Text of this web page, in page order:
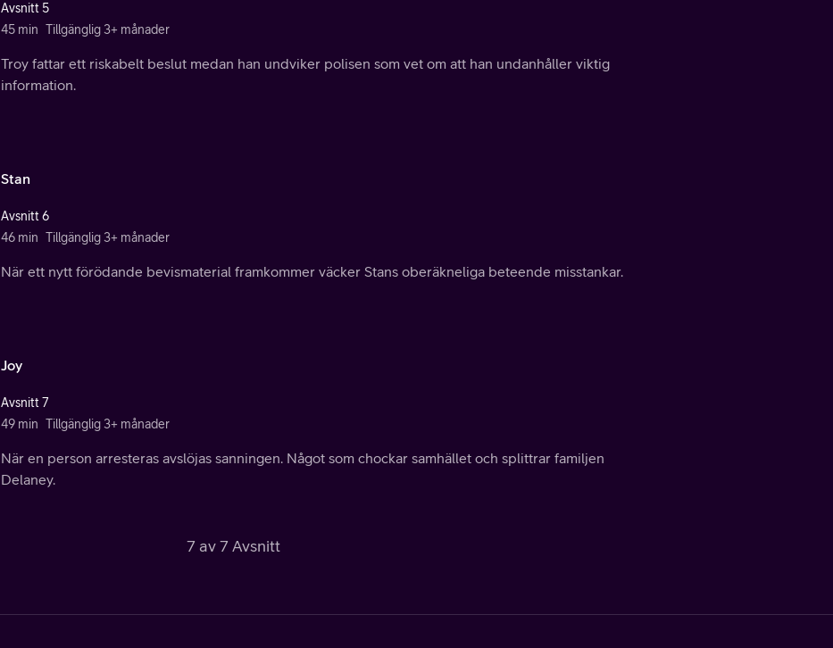
Avsnitt 5
45 min Tillgänglig 3+ månader
Troy fattar ett riskabelt beslut medan han undviker polisen som vet om att han undanhåller viktig
information.
Stan
Avsnitt 6
46 min Tillgänglig 3+ månader
När ett nytt förödande bevismaterial framkommer väcker Stans oberäkneliga beteende misstankar.
Joy
Avsnitt 7
49 min Tillgänglig 3+ månader
När en person arresteras avslöjas sanningen. Något som chockar samhället och splittrar familjen
Delaney.
7 av 7 Avsnitt